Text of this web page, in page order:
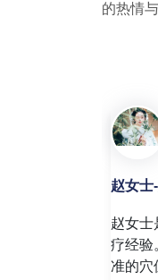
的热情
李老师
拥有
法，包
摩。李